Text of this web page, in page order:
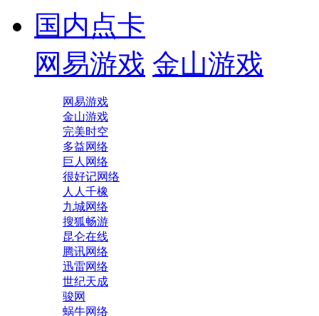
国内点卡
网易游戏 金山游戏
网易游戏
金山游戏
完美时空
多益网络
巨人网络
很好记网络
人人千橡
九城网络
搜狐畅游
昆仑在线
腾讯网络
迅雷网络
世纪天成
骏网
蜗牛网络